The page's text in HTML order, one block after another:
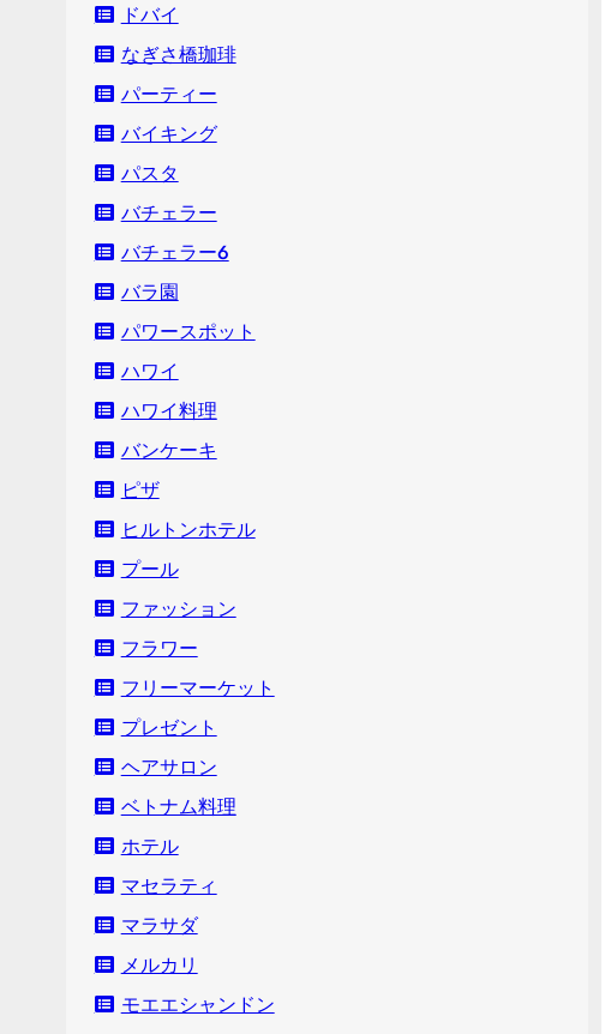
ドバイ
なぎさ橋珈琲
パーティー
バイキング
パスタ
バチェラー
バチェラー６
バラ園
パワースポット
ハワイ
ハワイ料理
バンケーキ
ピザ
ヒルトンホテル
プール
ファッション
フラワー
フリーマーケット
プレゼント
ヘアサロン
ベトナム料理
ホテル
マセラティ
マラサダ
メルカリ
モエエシャンドン